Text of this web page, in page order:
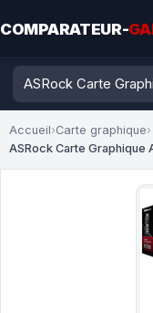
COMPARATEUR-
Accueil›Carte graphique›
ASRock Carte Graphique